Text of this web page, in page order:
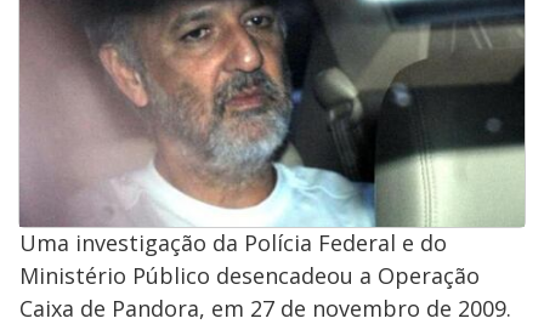
Uma investigação da Polícia Federal e do
Ministério Público desencadeou a Operação
Caixa de Pandora, em 27 de novembro de 2009.